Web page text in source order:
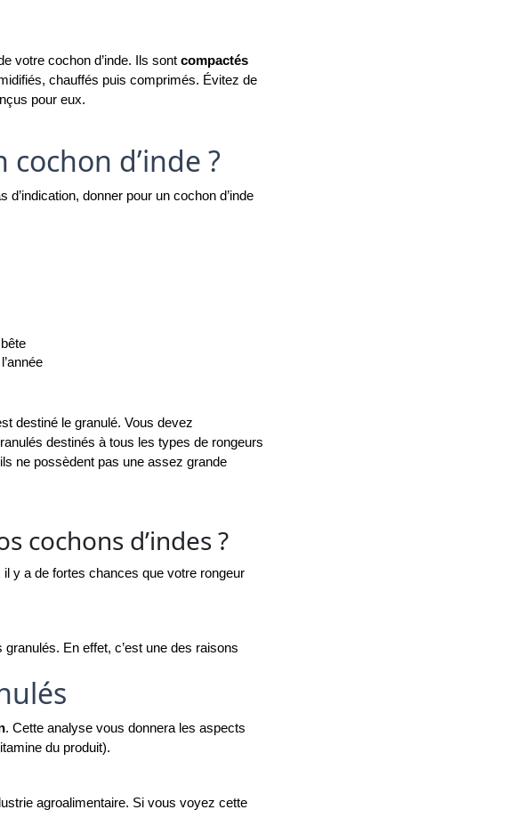
votre cochon d’inde. Ils sont compactés
chauffés puis comprimés. Évitez de
pour eux.
d’inde ?
d’indication, donner pour un cochon d’inde
destiné le granulé. Vous devez
destinés à tous les types de rongeurs
ne possèdent pas une assez grande
cochons d’indes ?
y a de fortes chances que votre rongeur
granulés. En effet, c’est une des raisons
du produit).
agroalimentaire. Si vous voyez cette